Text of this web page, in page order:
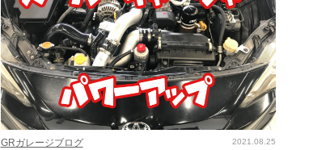
GRガレージブログ 2021.08.25